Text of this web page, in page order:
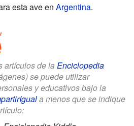
esta ave en Argentina.
artículos de la Enciclopedia
se puede utilizar
y educativos bajo la
a menos que se indique